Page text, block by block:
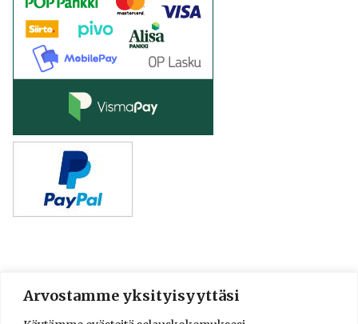
Arvostamme yksityisyyttäsi
© 2016-2025 Lassi A. Liikkanen